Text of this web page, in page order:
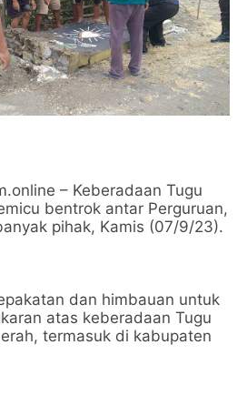
– Keberadaan Tugu
bentrok antar Perguruan,
pihak, Kamis (07/9/23).
dan himbauan untuk
atas keberadaan Tugu
termasuk di kabupaten